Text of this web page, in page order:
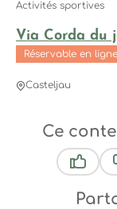
Via Corda du
Activités sportives
Réservable en ligne
Casteljau
Ce